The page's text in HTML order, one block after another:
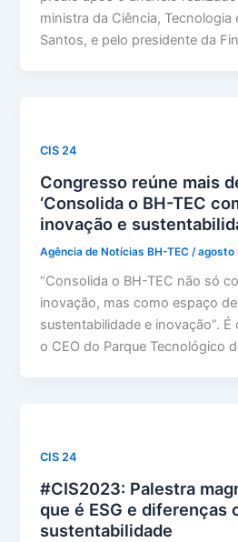
ministra da Ciência, Tecnologia
Santos, e pelo presidente da
CIS 24
Congresso reúne mais
‘Consolida o BH-TEC
inovação e
Agência de Notícias BH-TEC /agosto
“Consolida o BH-TEC não só
inovação, mas como espaço
sustentabilidade e inovação”.
o CEO do Parque Tecnológico
CIS 24
#CIS2023: Palestra
que é ESG e diferenças
sustentabilidade